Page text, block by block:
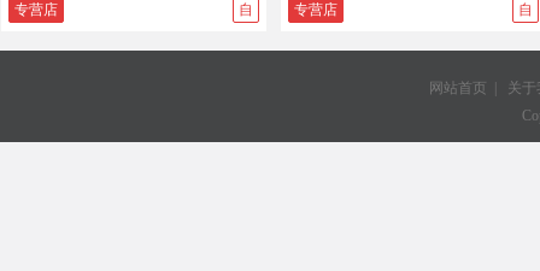
专营店 自 专营店 自
网站首页
关于